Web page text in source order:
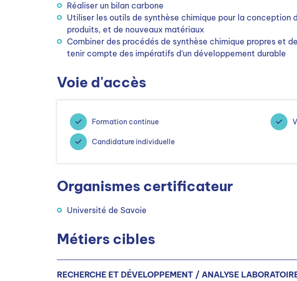
Réaliser un bilan carbone
Utiliser les outils de synthèse chimique pour la conception
produits, et de nouveaux matériaux
Combiner des procédés de synthèse chimique propres et
tenir compte des impératifs d’un développement durable
Voie d'accès
Formation continue
Candidature individuelle
Organismes certificateur
Université de Savoie
Métiers cibles
RECHERCHE ET DÉVELOPPEMENT / ANALYSE